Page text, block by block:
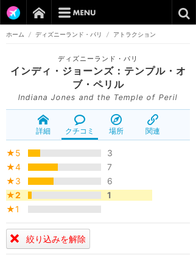
ホーム / ディズニーランド・パリ / アトラクション
ディズニーランド・パリ
インディ・ジョーンズ：テンプル・オ
ブ・ペリル
Indiana Jones and the Temple of Peril
詳細 クチコミ 場所 関連
★5
3
★4
7
★3
6
★2
1
★1
絞り込みを解除